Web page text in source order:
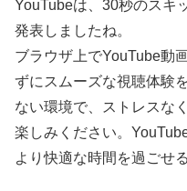
YouTubeは、30秒のスキ
発表しましたね。
ブラウザ上でYouTube動
ずにスムーズな視聴体験
ない環境で、ストレスな
楽しみください。
より快適な時間を過ごせ